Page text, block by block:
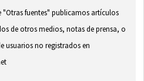
"Otras fuentes" publicamos artículos
de otros medios, notas de prensa, o
usuarios no registrados en